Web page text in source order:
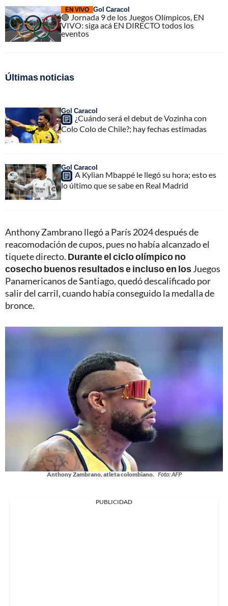
EN VIVO Gol Caracol
🔴 Jornada 9 de los Juegos Olímpicos, EN
VIVO: siga acá EN DIRECTO todos los
eventos
Últimas noticias
Gol Caracol
¿Cuándo será el debut de Vozinha con
Colo Colo de Chile?; hay fechas estimadas
Gol Caracol
A Kylian Mbappé le llegó su hora; esto es
lo último que se sabe en Real Madrid
Anthony Zambrano llegó a París 2024 después de
reacomodación de cupos, pues no había alcanzado el
tiquete directo. Durante el ciclo olímpico no
cosecho buenos resultados e incluso en losJuegos
Panamericanos de Santiago, quedó descalificado por
salir del carril, cuando había conseguido la medalla de
bronce.
Anthony Zambrano, atleta colombiano. Foto: AFP
PUBLICIDAD